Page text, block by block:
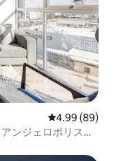
レビュー89件
4.99 (89)